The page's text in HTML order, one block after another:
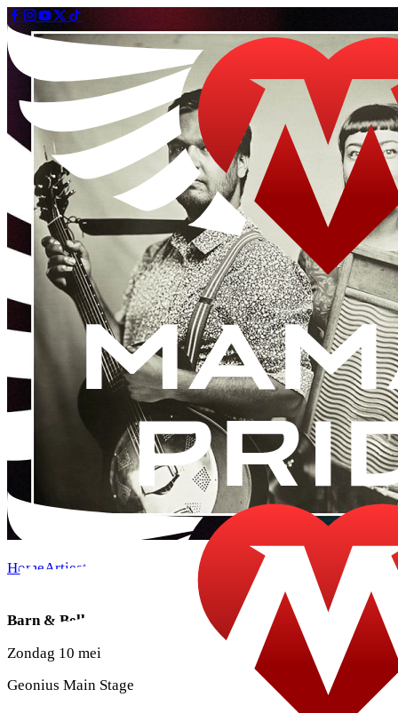
HomeArtiesten Barn & Belle
Barn & Belle
Zondag 10 mei
Geonius Main Stage